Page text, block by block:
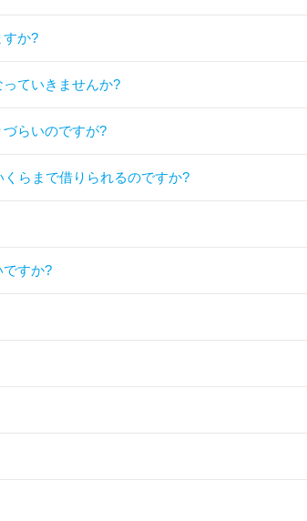
すか?
ていきませんか?
らいのですが?
らまで借りられるのですか?
すか?